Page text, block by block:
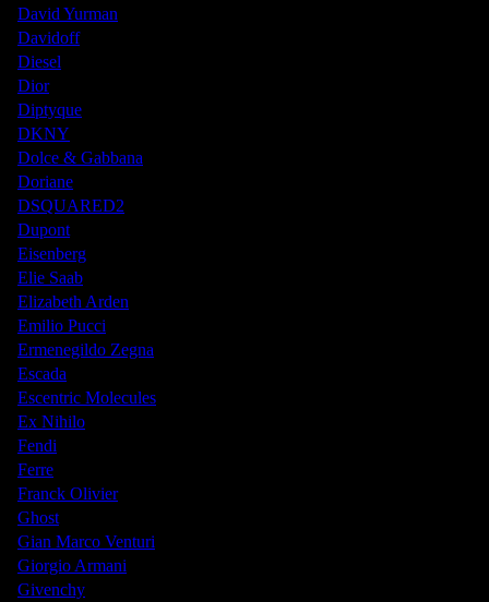
David Yurman
Davidoff
Diesel
Dior
Diptyque
DKNY
Dolce & Gabbana
Doriane
DSQUARED2
Dupont
Eisenberg
Elie Saab
Elizabeth Arden
Emilio Pucci
Ermenegildo Zegna
Escada
Escentric Molecules
Ex Nihilo
Fendi
Ferre
Franck Olivier
Ghost
Gian Marco Venturi
Giorgio Armani
Givenchy